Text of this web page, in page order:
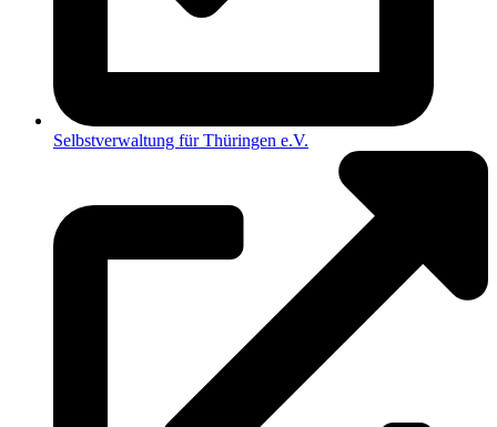
Selbstverwaltung für Thüringen e.V.